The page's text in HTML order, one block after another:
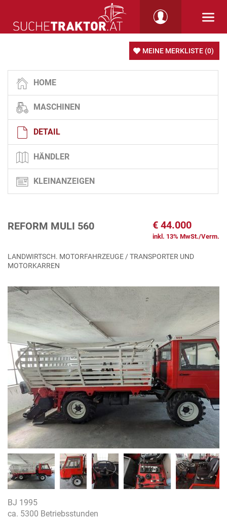
MEINE MERKLISTE (0)
HOME
MASCHINEN
DETAIL
HÄNDLER
KLEINANZEIGEN
REFORM MULI 560 € 44.000
inkl. 13% MwSt./Verm.
LANDWIRTSCH. MOTORFAHRZEUGE / TRANSPORTER UND
MOTORKARREN
BJ 1995
ca. 5300 Betriebsstunden